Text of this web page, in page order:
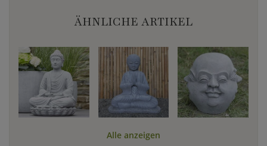
ÄHNLICHE ARTIKEL
Alle anzeigen